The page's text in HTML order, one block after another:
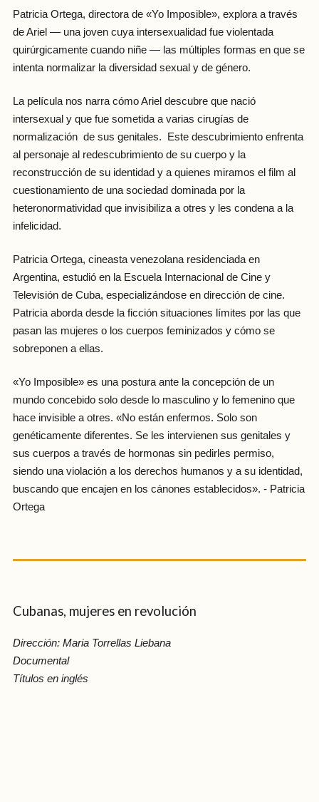
Patricia Ortega, directora de «Yo Imposible», explora a través
de Ariel — una joven cuya intersexualidad fue violentada
quirúrgicamente cuando niñe — las múltiples formas en que se
intenta normalizar la diversidad sexual y de género.
La película nos narra cómo Ariel descubre que nació
intersexual y que fue sometida a varias cirugías de
normalización de sus genitales. Este descubrimiento enfrenta
al personaje al redescubrimiento de su cuerpo y la
reconstrucción de su identidad y a quienes miramos el film al
cuestionamiento de una sociedad dominada por la
heteronormatividad que invisibiliza a otres y les condena a la
infelicidad.
Patricia Ortega, cineasta venezolana residenciada en
Argentina, estudió en la Escuela Internacional de Cine y
Televisión de Cuba, especializándose en dirección de cine.
Patricia aborda desde la ficción situaciones límites por las que
pasan las mujeres o los cuerpos feminizados y cómo se
sobreponen a ellas.
«Yo Imposible» es una postura ante la concepción de un
mundo concebido solo desde lo masculino y lo femenino que
hace invisible a otres. «No están enfermos. Solo son
genéticamente diferentes. Se les intervienen sus genitales y
sus cuerpos a través de hormonas sin pedirles permiso,
siendo una violación a los derechos humanos y a su identidad,
buscando que encajen en los cánones establecidos». - Patricia
Ortega
Cubanas, mujeres en revolución
Dirección: Maria Torrellas Liebana
Documental
Títulos en inglés